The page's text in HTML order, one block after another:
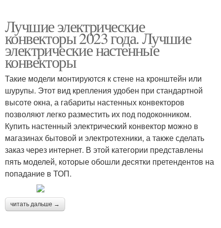
Лучшие электрические
конвекторы 2023 года. Лучшие
электрические настенные
конвекторы
Такие модели монтируются к стене на кронштейн или
шурупы. Этот вид крепления удобен при стандартной
высоте окна, а габариты настенных конвекторов
позволяют легко разместить их под подоконником.
Купить настенный электрический конвектор можно в
магазинах бытовой и электротехники, а также сделать
заказ через интернет. В этой категории представлены
пять моделей, которые обошли десятки претендентов на
попадание в ТОП.
читать дальше →